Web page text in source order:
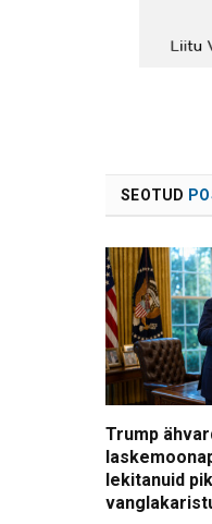
SEOTUD
Trump
lekitanuid